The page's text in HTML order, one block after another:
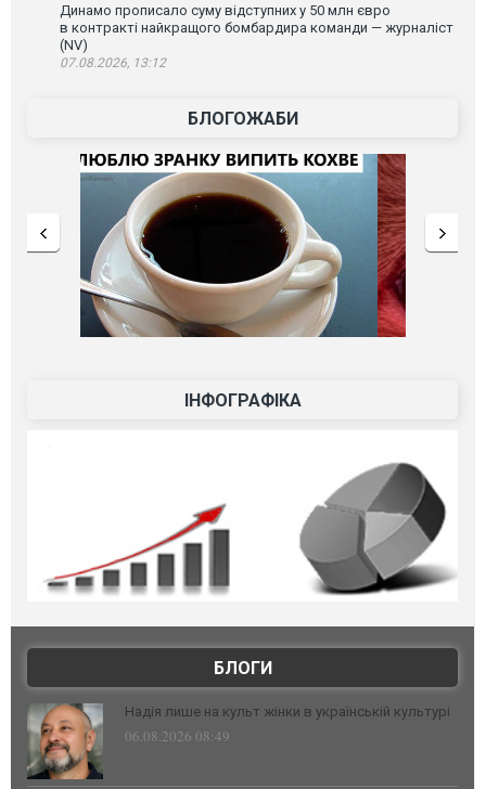
Динамо прописало суму відступних у 50 млн євро
в контракті найкращого бомбардира команди — журналіст
(NV)
07.08.2026, 13:12
БЛОГОЖАБИ
ІНФОГРАФІКА
БЛОГИ
Надія лише на культ жінки в українській культурі
06.08.2026 08:49